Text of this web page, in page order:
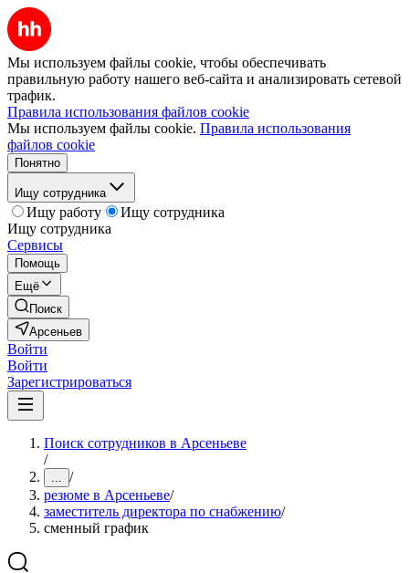
Мы используем файлы cookie, чтобы обеспечивать
правильную работу нашего веб-сайта и анализировать сетевой
трафик.
Правила использования файлов cookie
Мы используем файлы cookie. Правила использования
файлов cookie
Понятно
Ищу сотрудника
Ищу работу
Ищу сотрудника
Ищу сотрудника
Сервисы
Помощь
Ещё
Поиск
Арсеньев
Войти
Войти
Зарегистрироваться
Поиск сотрудников в Арсеньеве
/
... /
резюме в Арсеньеве/
заместитель директора по снабжению/
сменный график